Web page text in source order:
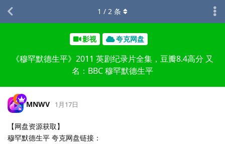
影视 夸克网盘
《穆罕默德生平》2011 英剧纪录片全集，豆瓣8.4高分 又
名：BBC 穆罕默德生平
1 / 2 条
MNWV 1月17日
【网盘资源获取】
穆罕默德生平 夸克网盘链接：